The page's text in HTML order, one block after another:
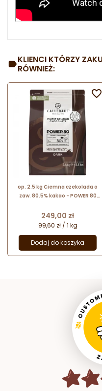
KLIENCI KTÓRZY
RÓWNIEŻ:
op. 2.5 kg Ciemna czekolada o
zaw. 80.5% kakao - POWER 80
E4-U71
Cena
249,00 zł
99,60 zł / 1 kg
Dodaj do koszyka
